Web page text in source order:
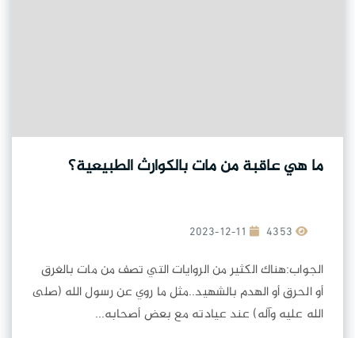
ما هي عاقبة من مات بالكوارث الطبيعية؟
2023-12-11
الجواب:هناك الكثير من الروايات التي تصف من مات بالغرق
أو الحرق أو الهدم بالشهيد..مثل ما روي عن رسول الله (صلى
الله عليه وآله) عند عيادته مع بعض أصحابه...